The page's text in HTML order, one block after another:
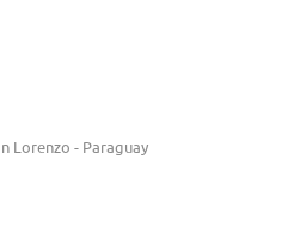
Lorenzo - Paraguay